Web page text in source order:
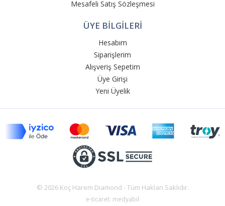
Mesafeli Satış Sözleşmesi
ÜYE BİLGİLERİ
Hesabım
Siparişlerim
Alışveriş Sepetim
Üye Girişi
Yeni Üyelik
© 2026 Koç Harem Diamond - Tüm Hakları Saklıdır.
e-ticaret: medyabil